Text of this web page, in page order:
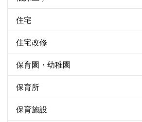
住宅
住宅改修
保育園・幼稚園
保育所
保育施設